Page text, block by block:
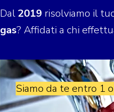
Dal 2019 risolviamo il
gas? Affidati a chi
Siamo da te entro 1